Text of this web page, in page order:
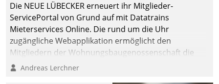
Die NEUE LÜBECKER erneuert ihr Mitglieder-
ServicePortal von Grund auf mit Datatrains
Mieterservices Online. Die rund um die Uhr
zugängliche Webapplikation ermöglicht den
Mitgliedern der Wohnungs­bau­genossenschaft die
Kontaktaufnahme per Smartphone, Tablet oder PC.
Andreas Lerchner